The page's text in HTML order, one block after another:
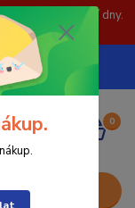
následující dny.
0
0,00 Kč